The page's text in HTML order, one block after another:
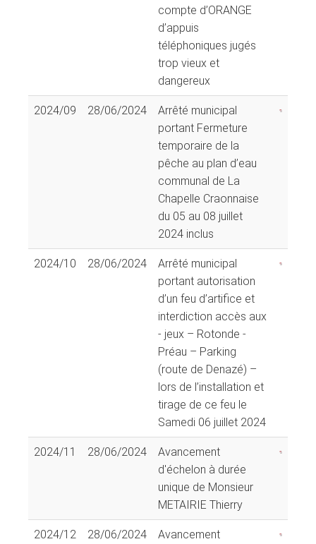
compte d’ORANGE
d’appuis
téléphoniques jugés
trop vieux et
dangereux
2024/09 28/06/2024
Arrêté municipal
portant Fermeture
temporaire de la
pêche au plan d’eau
communal de La
Chapelle Craonnaise
du 05 au 08 juillet
2024 inclus
2024/10 28/06/2024
Arrêté municipal
portant autorisation
d’un feu d’artifice et
interdiction accès aux
- jeux – Rotonde -
Préau – Parking
(route de Denazé) –
lors de l’installation et
tirage de ce feu le
Samedi 06 juillet 2024
2024/11 28/06/2024
Avancement
d'échelon à durée
unique de Monsieur
METAIRIE Thierry
2024/12 28/06/2024
Avancement